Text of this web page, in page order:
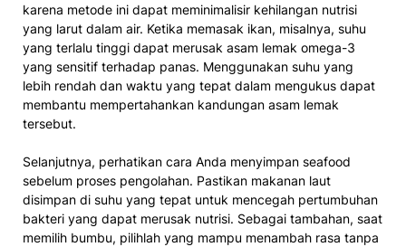
karena metode ini dapat meminimalisir kehilangan nutrisi
yang larut dalam air. Ketika memasak ikan, misalnya, suhu
yang terlalu tinggi dapat merusak asam lemak omega-3
yang sensitif terhadap panas. Menggunakan suhu yang
lebih rendah dan waktu yang tepat dalam mengukus dapat
membantu mempertahankan kandungan asam lemak
tersebut.
Selanjutnya, perhatikan cara Anda menyimpan seafood
sebelum proses pengolahan. Pastikan makanan laut
disimpan di suhu yang tepat untuk mencegah pertumbuhan
bakteri yang dapat merusak nutrisi. Sebagai tambahan, saat
memilih bumbu, pilihlah yang mampu menambah rasa tanpa